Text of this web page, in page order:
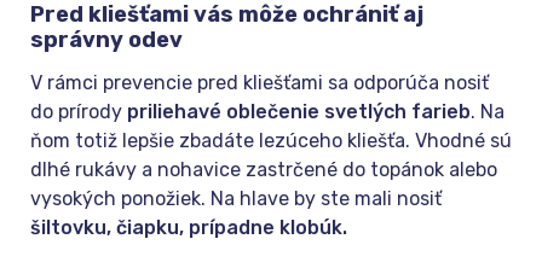
Pred kliešťami vás môže ochrániť aj
správny odev
V rámci prevencie pred kliešťami sa odporúča nosiť
do prírody priliehavé oblečenie svetlých farieb. Na
ňom totiž lepšie zbadáte lezúceho kliešťa. Vhodné sú
dlhé rukávy a nohavice zastrčené do topánok alebo
vysokých ponožiek. Na hlave by ste mali nosiť
šiltovku, čiapku, prípadne klobúk.